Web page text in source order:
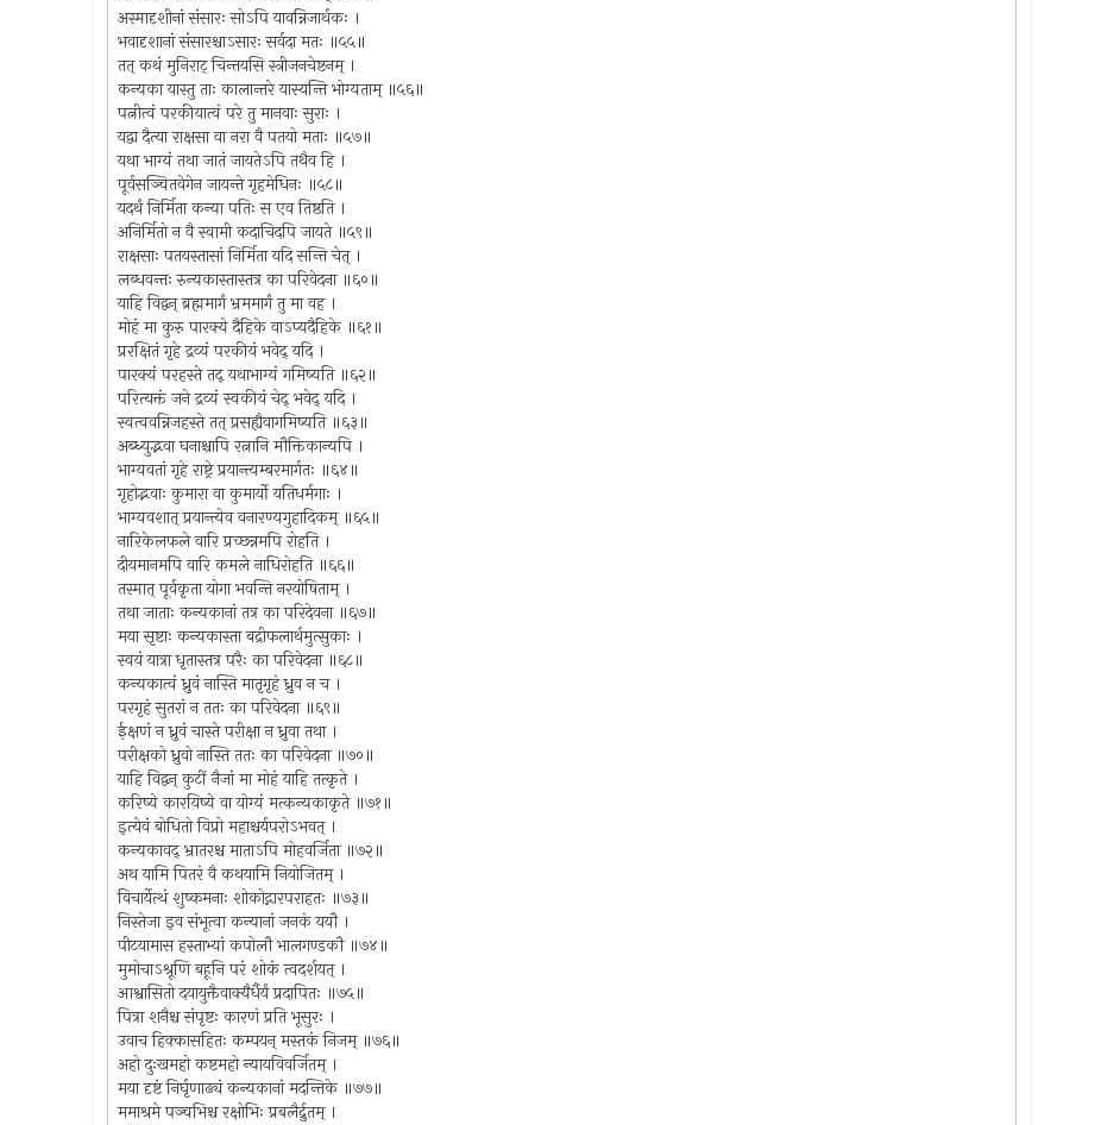
अस्मादृशीनां संसारः सोऽपि यावन्निजार्थकः ।
भवादृशानां संसारश्चाऽसारः सर्वदा मतः ॥५५॥
तत् कथं मुनिराट् चिन्तयसि स्त्रीजनचेष्टनम् ।
कन्यका यास्तु ताः कालान्तरे यास्यन्ति भोग्यताम् ॥५६॥
पत्नीत्वं परकीयात्वं परे तु मानवाः सुराः ।
यद्वा दैत्या राक्षसा वा नरा वै पतयो मताः ॥५७॥
यथा भाग्यं तथा जातं जायतेऽपि तथैव हि ।
पूर्वसञ्चितवेगेन जायन्ते गृहमेधिनः ॥५८॥
यदर्थं निर्मिता कन्या पतिः स एव तिष्ठति ।
अनिर्मितो न वै स्वामी कदाचिदपि जायते ॥५९॥
राक्षसाः पतयस्तासां निर्मिता यदि सन्ति चेत् ।
लब्धवन्तः रुन्यकास्तास्तत्र का परिवेदना ॥६०॥
याहि विद्वन् ब्रह्ममार्गं भ्रममार्गं तु मा वह ।
मोहं मा कुरु पारक्ये दैहिके वाऽप्यदैहिके ॥६१॥
प्ररक्षितं गृहे द्रव्यं परकीयं भवेद् यदि ।
पारक्यं परहस्ते तद् यथाभाग्यं गमिष्यति ॥६२॥
परित्यक्तं जने द्रव्यं स्वकीयं चेद् भवेद् यदि ।
स्वत्ववन्निजहस्ते तत् प्रसह्यैवागमिष्यति ॥६३॥
अब्ध्युद्भवा घनाश्चापि रत्नानि मौक्तिकान्यपि ।
भाग्यवतां गृहे राष्ट्रे प्रयान्त्यम्बरमार्गतः ॥६४॥
गृहोद्भवाः कुमारा वा कुमार्यो यतिधर्मगाः ।
भाग्यवशात् प्रयान्त्येव वनारण्यगुहादिकम् ॥६५॥
नारिकेलफले वारि प्रच्छन्नमपि रोहति ।
दीयमानमपि वारि कमले नाधिरोहति ॥६६॥
तस्मात् पूर्वकृता योगा भवन्ति नरयोषिताम् ।
तथा जाताः कन्यकानां तत्र का परिदेवना ॥६७॥
मया सृष्टाः कन्यकास्ता बद्रीफलार्थमुत्सुकाः ।
स्वयं यात्रा धृतास्तत्र परैः का परिवेदना ॥६८॥
कन्यकात्वं ध्रुवं नास्ति मातृगृहं ध्रुव न च ।
परगृहं सुतरां न ततः का परिवेदना ॥६९॥
ईक्षणं न ध्रुवं चास्ते परीक्षा न ध्रुवा तथा ।
परीक्षको ध्रुवो नास्ति ततः का परिवेदना ॥७०॥
याहि विद्वन् कुटीं नैजां मा मोहं याहि तत्कृते ।
करिष्ये कारयिष्ये वा योग्यं मत्कन्यकाकृते ॥७१॥
इत्येवं बोधितो विप्रो महाश्चर्यपरोऽभवत् ।
कन्यकावद् भ्रातरश्च माताऽपि मोहवर्जिता ॥७२॥
अथ यामि पितरं वै कथयामि नियोजितम् ।
विचार्येत्थं शुष्कमनाः शोकोद्गारपराहतः ॥७३॥
निस्तेजा इव संभूत्वा कन्यानां जनकं ययौ ।
पीटयामास हस्ताभ्यां कपोलौ भालगण्डकौ ॥७४॥
मुमोचाऽश्रूणि बहूनि परं शोकं त्वदर्शयत् ।
आश्वासितो दयायुक्तैवाक्यैर्धैर्यं प्रदापितः ॥७५॥
पित्रा शनैश्च संपृष्टः कारणं प्रति भूसुरः ।
उवाच हिक्कासहितः कम्पयन् मस्तकं निजम् ॥७६॥
अहो दुःखमहो कष्टमहो न्यायविवर्जितम् ।
मया दृष्टं निर्घृणाढ्यं कन्यकानां मदन्तिके ॥७७॥
ममाश्रमे पञ्चभिश्च रक्षोभिः प्रबलैर्द्रुतम् ।